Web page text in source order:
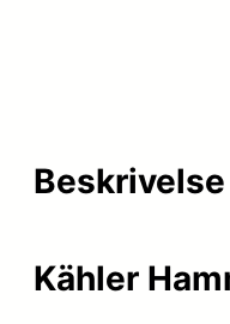
Beskrivelse
Kähler